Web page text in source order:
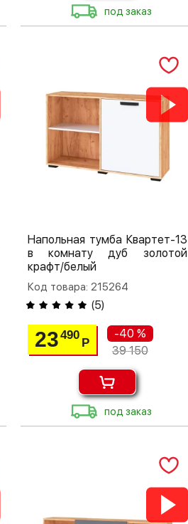
под заказ
Напольная тумба Квартет-13
в комнату дуб золотой
крафт/белый
Код товара: 215264
(5)
23490
Р
-40 %
39 150
под заказ